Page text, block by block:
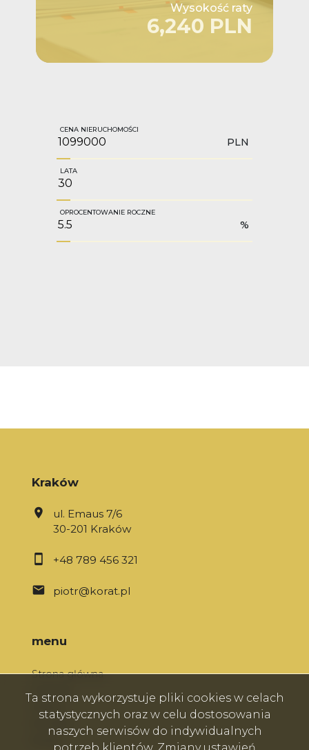
Wysokość raty
6,240 PLN
CENA NIERUCHOMOŚCI
PLN
LATA
OPROCENTOWANIE ROCZNE
%
Kraków
ul. Emaus 7/6
30-201 Kraków
+48 789 456 321
piotr@korat.pl
menu
Strona główna
Kontakt
Ta strona wykorzystuje pliki cookies w celach
statystycznych oraz w celu dostosowania
naszych serwisów do indywidualnych
potrzeb klientów. Zmiany ustawień